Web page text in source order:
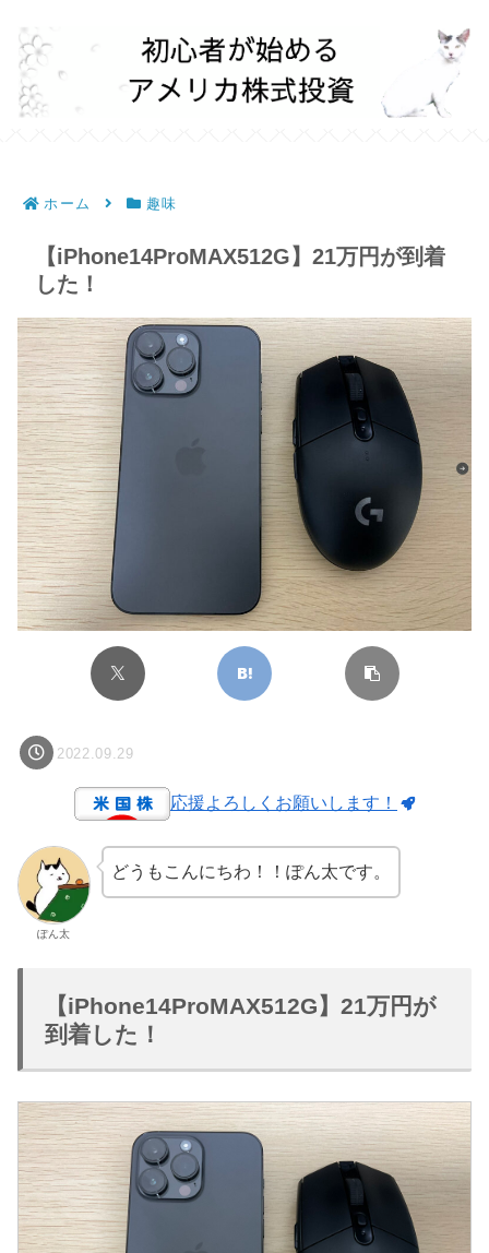
ホーム 趣味
【iPhone14ProMAX512G】21万円が到着
した！
2022.09.29
応援よろしくお願いします！
ぽん太
どうもこんにちわ！！ぽん太です。
【iPhone14ProMAX512G】21万円が
到着した！